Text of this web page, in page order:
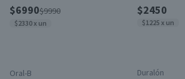
$6990$9990
$2330 x un
Oral-B
$2450
$1225 x un
Duralón